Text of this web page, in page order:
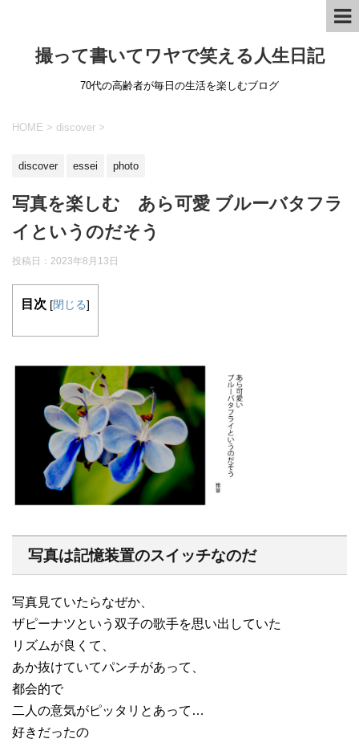
撮って書いてワヤで笑える人生日記
70代の高齢者が毎日の生活を楽しむブログ
HOME > discover >
discover essei photo
写真を楽しむ あら可愛 ブルーバタフラ
イというのだそう
投稿日： 2023年8月13日
目次 [閉じる]
写真は記憶装置のスイッチなのだ
写真見ていたらなぜか、
ザピーナツという双子の歌手を思い出していた
リズムが良くて、
あか抜けていてパンチがあって、
都会的で
二人の意気がピッタリとあって…
好きだったの